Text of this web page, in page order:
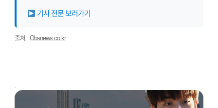
기사 전문 보러가기
출처 : Obsnews.co.kr